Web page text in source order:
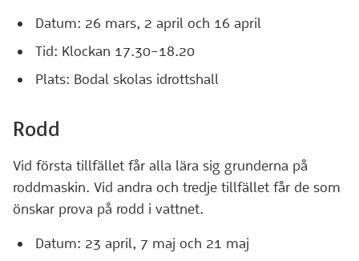
Datum: 26 mars, 2 april och 16 april
Tid: Klockan 17.30–18.20
Plats: Bodal skolas idrottshall
Rodd
Vid första tillfället får alla lära sig grunderna på
roddmaskin. Vid andra och tredje tillfället får de som
önskar prova på rodd i vattnet.
Datum: 23 april, 7 maj och 21 maj